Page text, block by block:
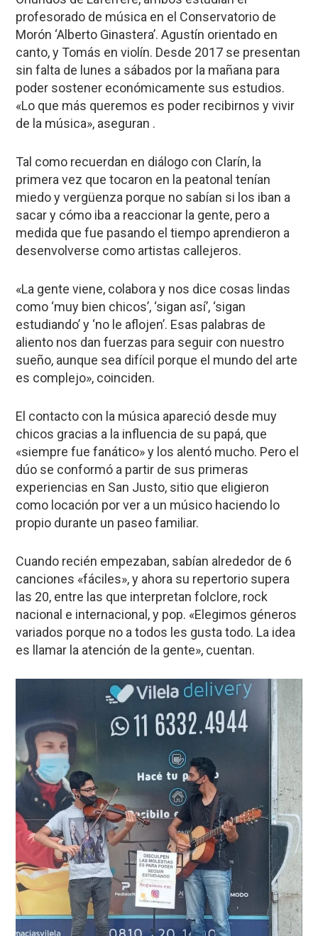
profesorado de música en el Conservatorio de
Morón ‘Alberto Ginastera’. Agustín orientado en
canto, y Tomás en violín. Desde 2017 se presentan
sin falta de lunes a sábados por la mañana para
poder sostener económicamente sus estudios.
«Lo que más queremos es poder recibirnos y vivir
de la música», aseguran .
Tal como recuerdan en diálogo con Clarín, la
primera vez que tocaron en la peatonal tenían
miedo y vergüenza porque no sabían si los iban a
sacar y cómo iba a reaccionar la gente, pero a
medida que fue pasando el tiempo aprendieron a
desenvolverse como artistas callejeros.
«La gente viene, colabora y nos dice cosas lindas
como ‘muy bien chicos’, ‘sigan así’, ‘sigan
estudiando’ y ‘no le aflojen’. Esas palabras de
aliento nos dan fuerzas para seguir con nuestro
sueño, aunque sea difícil porque el mundo del arte
es complejo», coinciden.
El contacto con la música apareció desde muy
chicos gracias a la influencia de su papá, que
«siempre fue fanático» y los alentó mucho. Pero el
dúo se conformó a partir de sus primeras
experiencias en San Justo, sitio que eligieron
como locación por ver a un músico haciendo lo
propio durante un paseo familiar.
​Cuando recién empezaban, sabían alrededor de 6
canciones «fáciles», y ahora su repertorio supera
las 20, entre las que interpretan folclore, rock
nacional e internacional, y pop. «Elegimos géneros
variados porque no a todos les gusta todo. La idea
es llamar la atención de la gente», cuentan.